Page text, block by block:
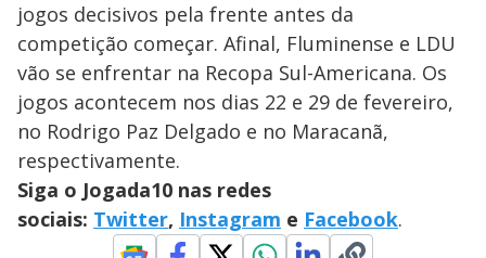
jogos decisivos pela frente antes da
competição começar. Afinal, Fluminense e LDU
vão se enfrentar na Recopa Sul-Americana. Os
jogos acontecem nos dias 22 e 29 de fevereiro,
no Rodrigo Paz Delgado e no Maracanã,
respectivamente.
Siga o Jogada10 nas redes
sociais: Twitter, Instagram e Facebook.